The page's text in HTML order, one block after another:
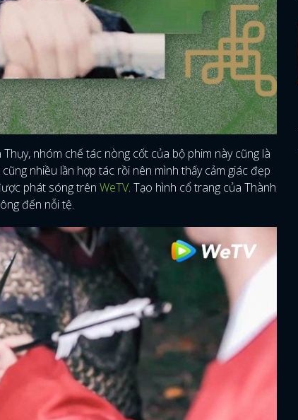
ĐĂNG NHẬP
GOOGLE
nhóm chế tác nòng cốt của bộ phim này cũng là
nhiều lần hợp tác rồi nên mình thấy cảm giác đẹp
phát sóng trên WeTV. Tạo hình cổ trang của Thành
đến nỗi tệ.